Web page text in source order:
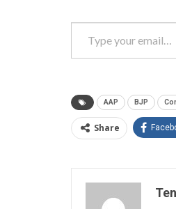
Type your email…
AAP BJP
Share